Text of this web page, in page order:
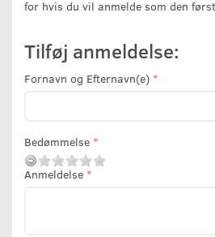
for hvis du vil anmelde som den
Tilføj anmeldelse:
Fornavn og Efternavn(e)
Bedømmelse
Anmeldelse